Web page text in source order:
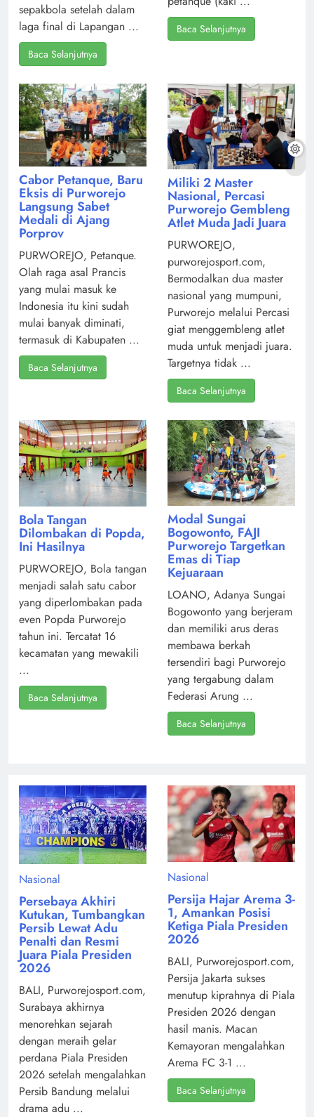
sepakbola setelah dalam
laga final di Lapangan ...
Baca Selanjutnya
Baca Selanjutnya
Cabor Petanque, Baru
Eksis di Purworejo
Langsung Sabet
Medali di Ajang
Porprov
PURWOREJO, Petanque.
Olah raga asal Prancis
yang mulai masuk ke
Indonesia itu kini sudah
mulai banyak diminati,
termasuk di Kabupaten ...
Baca Selanjutnya
Miliki 2 Master
Nasional, Percasi
Purworejo Gembleng
Atlet Muda Jadi Juara
PURWOREJO,
purworejosport.com,
Bermodalkan dua master
nasional yang mumpuni,
Purworejo melalui Percasi
giat menggembleng atlet
muda untuk menjadi juara.
Targetnya tidak ...
Baca Selanjutnya
Bola Tangan
Dilombakan di Popda,
Ini Hasilnya
PURWOREJO, Bola tangan
menjadi salah satu cabor
yang diperlombakan pada
even Popda Purworejo
tahun ini. Tercatat 16
kecamatan yang mewakili
...
Baca Selanjutnya
Modal Sungai
Bogowonto, FAJI
Purworejo Targetkan
Emas di Tiap
Kejuaraan
LOANO, Adanya Sungai
Bogowonto yang berjeram
dan memiliki arus deras
membawa berkah
tersendiri bagi Purworejo
yang tergabung dalam
Federasi Arung ...
Baca Selanjutnya
Nasional
Persebaya Akhiri
Kutukan, Tumbangkan
Persib Lewat Adu
Penalti dan Resmi
Juara Piala Presiden
2026
BALI, Purworejosport.com,
Surabaya akhirnya
menorehkan sejarah
dengan meraih gelar
perdana Piala Presiden
2026 setelah mengalahkan
Persib Bandung melalui
drama adu ...
Nasional
Persija Hajar Arema 3-
1, Amankan Posisi
Ketiga Piala Presiden
2026
BALI, Purworejosport.com,
Persija Jakarta sukses
menutup kiprahnya di Piala
Presiden 2026 dengan
hasil manis. Macan
Kemayoran mengalahkan
Arema FC 3-1 ...
Baca Selanjutnya